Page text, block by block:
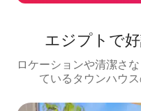
エジプトで
ロケーションや清潔さ
ているタウンハウ